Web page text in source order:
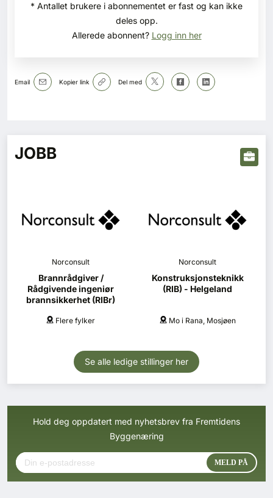
* Antallet brukere i abonnementet er fast og kan ikke
deles opp.
Allerede abonnent? Logg inn her
Email Kopier link Del med
JOBB
Norconsult
Brannrådgiver /
Rådgivende ingeniør
brannsikkerhet (RIBr)
Flere fylker
Norconsult
Konstruksjonsteknikk
(RIB) - Helgeland
Mo i Rana, Mosjøen
Se alle ledige stillinger her
Hold deg oppdatert med nyhetsbrev fra Fremtidens
Byggenæring